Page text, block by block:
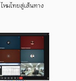
หมไทยสู่เส้นทาง